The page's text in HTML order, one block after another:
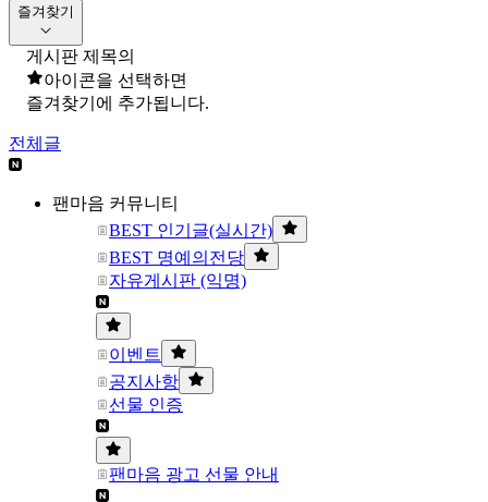
즐겨찾기
게시판 제목의
아이콘을 선택하면
즐겨찾기에 추가됩니다.
전체글
팬마음 커뮤니티
BEST 인기글(실시간)
BEST 명예의전당
자유게시판 (익명)
이벤트
공지사항
선물 인증
팬마음 광고 선물 안내